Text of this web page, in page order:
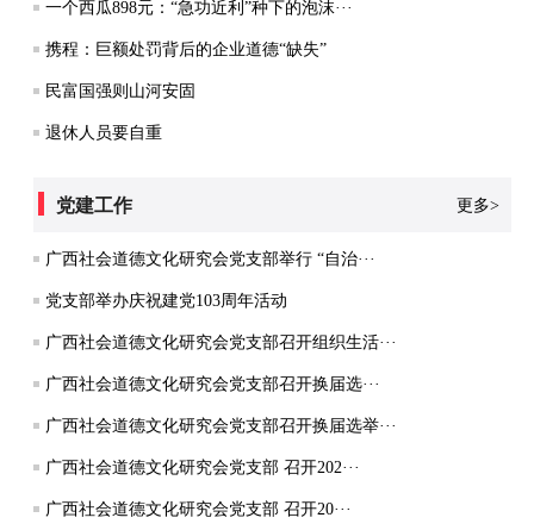
一个西瓜898元：“急功近利”种下的泡沫···
携程：巨额处罚背后的企业道德“缺失”
民富国强则山河安固
退休人员要自重
党建工作 更多>
广西社会道德文化研究会党支部举行 “自治···
党支部举办庆祝建党103周年活动
广西社会道德文化研究会党支部召开组织生活···
广西社会道德文化研究会党支部召开换届选···
广西社会道德文化研究会党支部召开换届选举···
广西社会道德文化研究会党支部 召开202···
广西社会道德文化研究会党支部 召开20···